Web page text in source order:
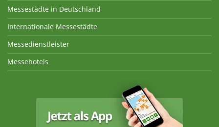
Messestädte in Deutschland
Internationale Messestädte
Messedienstleister
Messehotels